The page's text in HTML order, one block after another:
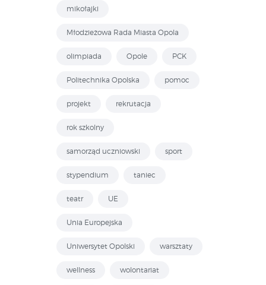
mikołajki
Młodzieżowa Rada Miasta Opola
olimpiada Opole PCK
Politechnika Opolska pomoc
projekt rekrutacja
rok szkolny
samorząd uczniowski sport
stypendium taniec
teatr UE
Unia Europejska
Uniwersytet Opolski warsztaty
wellness wolontariat